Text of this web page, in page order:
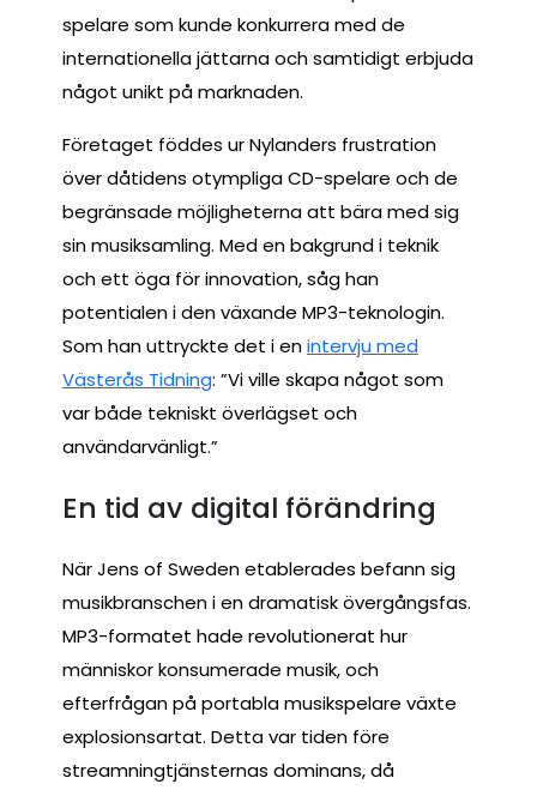
spelare som kunde konkurrera med de
internationella jättarna och samtidigt erbjuda
något unikt på marknaden.
Företaget föddes ur Nylanders frustration
över dåtidens otympliga CD-spelare och de
begränsade möjligheterna att bära med sig
sin musiksamling. Med en bakgrund i teknik
och ett öga för innovation, såg han
potentialen i den växande MP3-teknologin.
Som han uttryckte det i enintervju med
Västerås Tidning: ”Vi ville skapa något som
var både tekniskt överlägset och
användarvänligt.”
En tid av digital förändring
När Jens of Sweden etablerades befann sig
musikbranschen i en dramatisk övergångsfas.
MP3-formatet hade revolutionerat hur
människor konsumerade musik, och
efterfrågan på portabla musikspelare växte
explosionsartat. Detta var tiden före
streamningtjänsternas dominans, då